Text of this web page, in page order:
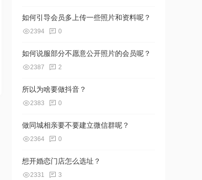
如何引导会员多上传一些照片和资料呢？
2394 0
如何说服部分不愿意公开照片的会员呢？
2387 2
所以为啥要做抖音？
2383 0
做同城相亲要不要建立微信群呢？
2364 0
想开婚恋门店怎么选址？
2331 3